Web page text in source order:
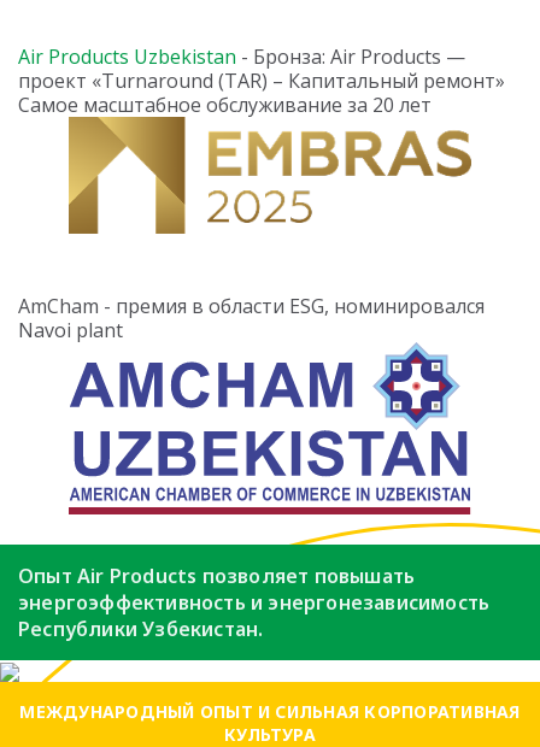
Air Products Uzbekistan - Бронза: Air Products —
проект «Turnaround (TAR) – Капитальный ремонт»
Самое масштабное обслуживание за 20 лет
AmCham - премия в области ESG, номинировался
Navoi plant
Опыт Air Products позволяет повышать
энергоэффективность и энергонезависимость
Республики Узбекистан.
МЕЖДУНАРОДНЫЙ ОПЫТ И СИЛЬНАЯ КОРПОРАТИВНАЯ
КУЛЬТУРА